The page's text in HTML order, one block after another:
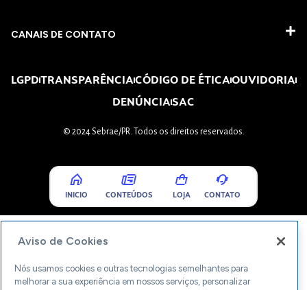
CANAIS DE CONTATO
LGPDTRANSPARÊNCIACÓDIGO DE ÉTICAOUVIDORIA
DENÚNCIASAC
© 2024 Sebrae/PR. Todos os direitos reservados.
INICIO CONTEÚDOS LOJA CONTATO
Aviso de Cookies
Nós usamos cookies e outras tecnologias semelhantes para
melhorar a sua experiência em nossos serviços, personalizar